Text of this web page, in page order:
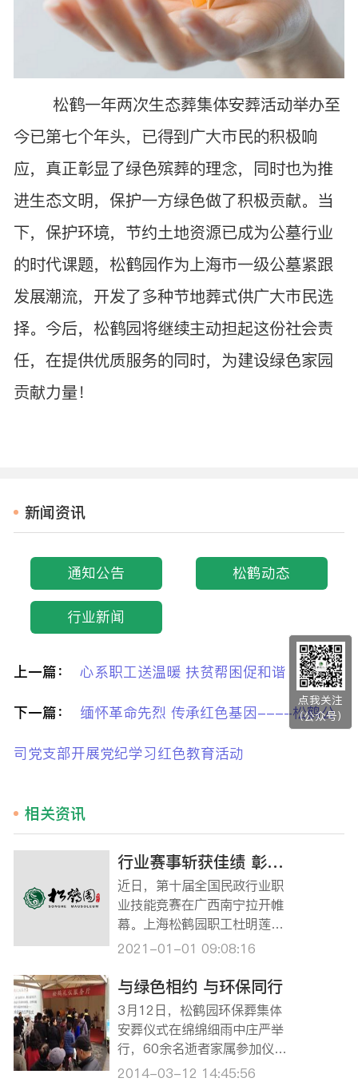
松鹤一年两次生态葬集体安葬活动举办至
今已第七个年头，已得到广大市民的积极响
应，真正彰显了绿色殡葬的理念，同时也为推
进生态文明，保护一方绿色做了积极贡献。当
下，保护环境，节约土地资源已成为公墓行业
的时代课题，松鹤园作为上海市一级公墓紧跟
发展潮流，开发了多种节地葬式供广大市民选
择。今后，松鹤园将继续主动担起这份社会责
任，在提供优质服务的同时，为建设绿色家园
贡献力量！
新闻资讯
通知公告 松鹤动态
行业新闻
上一篇： 心系职工送温暖 扶贫帮困促和谐
下一篇： 缅怀革命先烈 传承红色基因----松鹤公
司党支部开展党纪学习红色教育活动
相关资讯
行业赛事斩获佳绩 彰显松鹤精神风貌 ——松鹤园职工摘得第十届全国民政行业职业技能竞赛荣誉
近日，第十届全国民政行业职
业技能竞赛在广西南宁拉开帷
幕。上海松鹤园职工杜明莲通
过层层选拔，有幸代表上海代
动。比赛中她沉着应战、冷静
参赛，最终荣获此次行业职业
技能竞赛——公墓管理员赛项
一等奖的佳绩，为上海代表队
获得团体一等奖立下了…
2021-01-01 09:08:16
与绿色相约 与环保同行
3月12日，松鹤园环保葬集体
安葬仪式在绵绵细雨中庄严举
行，60余名逝者家属参加仪
式。 松鹤环保葬是一种有利于
2014-03-12 14:45:56
点我关注
（公众号）